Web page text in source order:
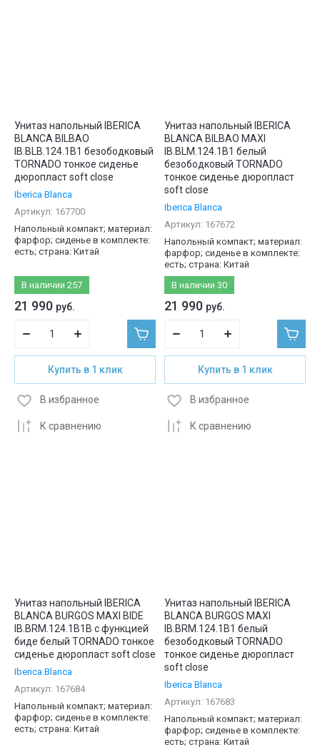
Унитаз напольный IBERICA
BLANCA BILBAO
IB.BLB.124.1B1 безободковый
TORNADO тонкое сиденье
дюропласт soft close
Iberica Blanca
Артикул: 167700
Напольный компакт; материал:
фарфор; сиденье в комплекте:
есть; страна: Китай
В наличии 257
21 990 руб.
Купить в 1 клик
К сравнению
В избранное
Унитаз напольный IBERICA
BLANCA BILBAO MAXI
IB.BLM.124.1B1 белый
безободковый TORNADO
тонкое сиденье дюропласт
soft close
Iberica Blanca
Артикул: 167672
Напольный компакт; материал:
фарфор; сиденье в комплекте:
есть; страна: Китай
В наличии 30
21 990 руб.
Купить в 1 клик
К сравнению
В избранное
Унитаз напольный IBERICA
BLANCA BURGOS MAXI BIDE
IB.BRM.124.1B1B с функцией
биде белый TORNADO тонкое
сиденье дюропласт soft close
Iberica Blanca
Артикул: 167684
Напольный компакт; материал:
фарфор; сиденье в комплекте:
есть; страна: Китай
Унитаз напольный IBERICA
BLANCA BURGOS MAXI
IB.BRM.124.1B1 белый
безободковый TORNADO
тонкое сиденье дюропласт
soft close
Iberica Blanca
Артикул: 167683
Напольный компакт; материал:
фарфор; сиденье в комплекте:
есть; страна: Китай